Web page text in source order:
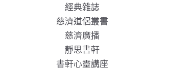
經典雜誌
慈濟道侶叢書
慈濟廣播
靜思書軒
書軒心靈講座